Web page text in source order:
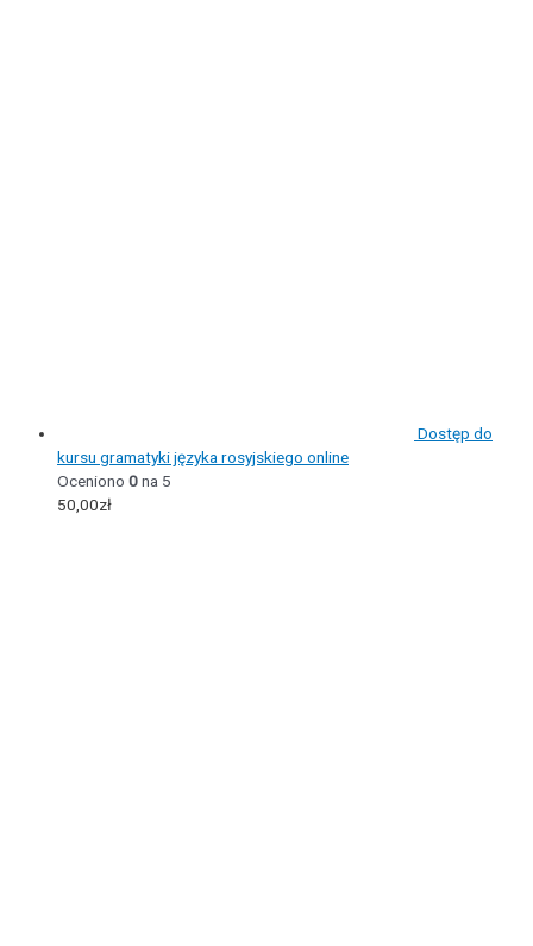
Dostęp do
kursu gramatyki języka rosyjskiego online
Oceniono 0na 5
50,00zł